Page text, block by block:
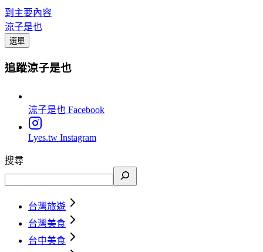
到主要內容
涼子是也
選單
追蹤涼子是也
涼子是也 Facebook
Lyes.tw Instagram
搜尋
台灣旅遊
台灣美食
台中美食